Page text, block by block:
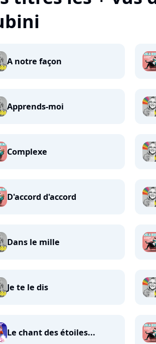
A notre façon
Apprends-moi
Complexe
D'accord d'accord
Dans le mille
Je te le dis
Le chant des étoiles...